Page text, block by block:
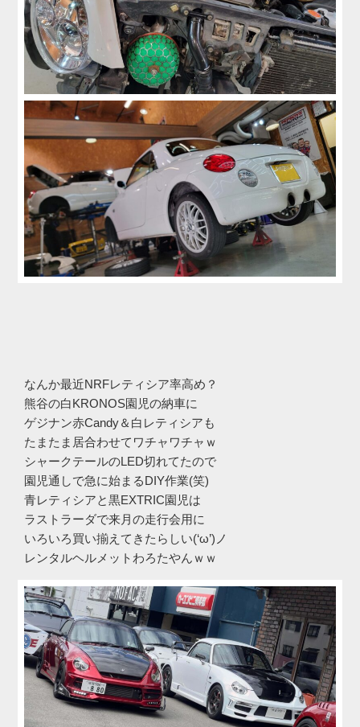
なんか最近NRFレティシア率高め？
熊谷の白KRONOS園児の納車に
ゲジナン赤Candy＆白レティシアも
たまたま居合わせてワチャワチャｗ
シャークテールのLED切れてたので
園児通しで急に始まるDIY作業(笑)
青レティシアと黒EXTRIC園児は
ラストラーダで来月の走行会用に
いろいろ買い揃えてきたらしい(‘ω’)ノ
レンタルヘルメットわろたやんｗｗ